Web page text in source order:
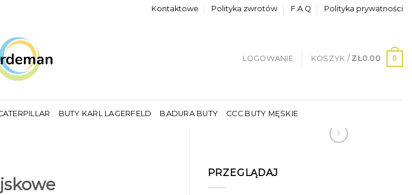
Kontaktowe Polityka zwrotów F.A.Q Polityka prywatności
LOGOWANIE KOSZYK / ZŁ0.00 0
BUTY KARL LAGERFELD BADURA BUTY CCC BUTY MĘSKIE
PRZEGLĄDAJ